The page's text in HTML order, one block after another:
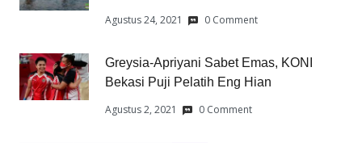
Agustus 24, 2021 0 Comment
Greysia-Apriyani Sabet Emas, KONI
Bekasi Puji Pelatih Eng Hian
Agustus 2, 2021 0 Comment